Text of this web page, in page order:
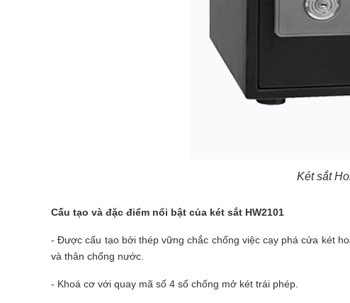
Két sắt
Cấu tạo và đặc điểm nổi bật của két sắt HW2101
- Được cấu tạo bởi thép vững chắc chống việc cạy phá cửa két
và thân chống nước.
- Khoá cơ với quay mã số 4 số chống mở két trái phép.